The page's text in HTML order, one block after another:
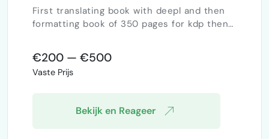
First translating book with deepl and then
formatting book of 350 pages for kdp then
€200 — €500
Vaste Prijs
Bekijk en Reageer